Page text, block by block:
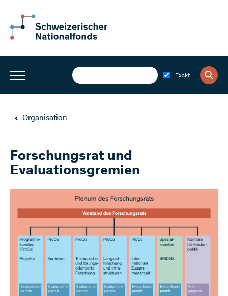
Exakt
Organisation
Forschungsrat und
Evaluationsgremien